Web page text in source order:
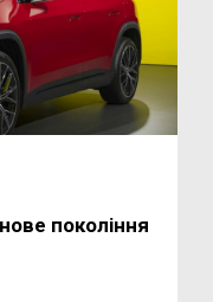
покоління